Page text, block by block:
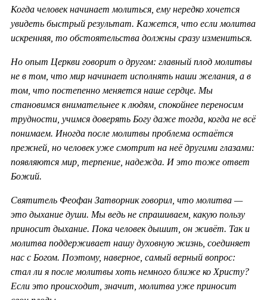
Когда человек начинает молиться, ему нередко хочется
увидеть быстрый результат. Кажется, что если молитва
искренняя, то обстоятельства должны сразу измениться.
Но опыт Церкви говорит о другом: главный плод молитвы
не в том, что мир начинает исполнять наши желания, а в
том, что постепенно меняется наше сердце. Мы
становимся внимательнее к людям, спокойнее переносим
трудности, учимся доверять Богу даже тогда, когда не всё
понимаем. Иногда после молитвы проблема остаётся
прежней, но человек уже смотрит на неё другими глазами:
появляются мир, терпение, надежда. И это тоже ответ
Божий.
Святитель Феофан Затворник говорил, что молитва —
это дыхание души. Мы ведь не спрашиваем, какую пользу
приносит дыхание. Пока человек дышит, он живёт. Так и
молитва поддерживает нашу духовную жизнь, соединяет
нас с Богом. Поэтому, наверное, самый верный вопрос:
стал ли я после молитвы хоть немного ближе ко Христу?
Если это происходит, значит, молитва уже приносит